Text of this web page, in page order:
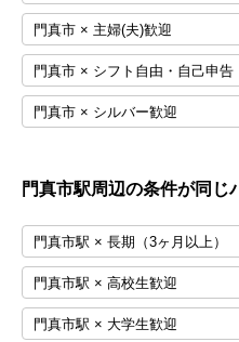
門真市 × 主婦(夫)歓迎
門真市 × シフト自由・自己申告
門真市 × シルバー歓迎
門真市駅周辺の条件が同じ
門真市駅 × 長期（3ヶ月以上）
門真市駅 × 高校生歓迎
門真市駅 × 大学生歓迎